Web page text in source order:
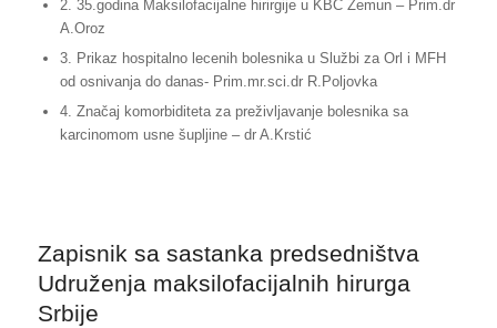
2. 35.godina Maksilofacijalne hirirgije u KBC Zemun – Prim.dr
A.Oroz
3. Prikaz hospitalno lecenih bolesnika u Službi za Orl i MFH
od osnivanja do danas- Prim.mr.sci.dr R.Poljovka
4. Značaj komorbiditeta za preživljavanje bolesnika sa
karcinomom usne šupljine – dr A.Krstić
Zapisnik sa sastanka predsedništva
Udruženja maksilofacijalnih hirurga
Srbije